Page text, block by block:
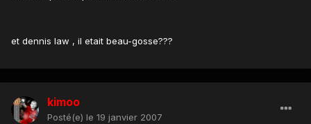
et dennis law , il etait beau-gosse???
kimoo
Posté(e) le 19 janvier 2007